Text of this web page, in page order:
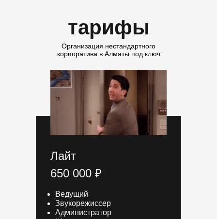
тарифы
Организация нестандартного
корпоратива в Алматы под ключ
Лайт
650 000 ₽
Ведущий
Звукорежиссер
Администратор